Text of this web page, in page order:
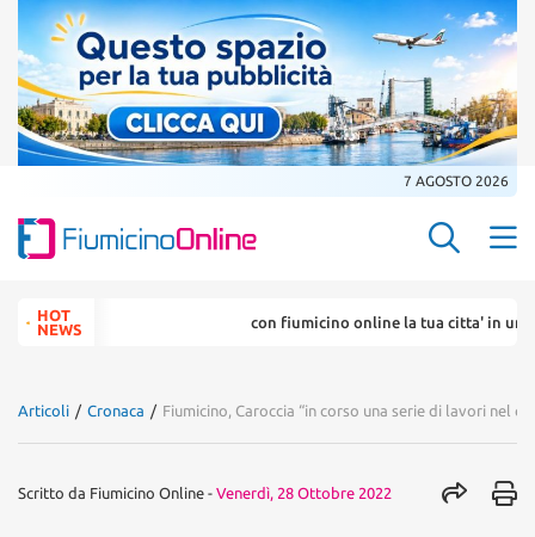
7 AGOSTO 2026
Search
for:HOT
NEWS
con fiumicino online la tua citta' in un ... click
Articoli / Cronaca / Fiumicino, Caroccia “in corso una serie di lavori nel
Scritto da Fiumicino Online - Venerdì, 28 Ottobre 2022